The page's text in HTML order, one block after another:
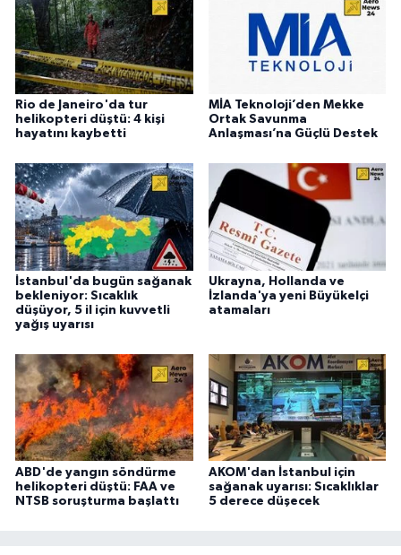
Rio de Janeiro'da tur
helikopteri düştü: 4 kişi
hayatını kaybetti
MİA Teknoloji’den Mekke
Ortak Savunma
Anlaşması’na Güçlü Destek
İstanbul'da bugün sağanak
bekleniyor: Sıcaklık
düşüyor, 5 il için kuvvetli
yağış uyarısı
Ukrayna, Hollanda ve
İzlanda'ya yeni Büyükelçi
atamaları
ABD'de yangın söndürme
helikopteri düştü: FAA ve
NTSB soruşturma başlattı
AKOM'dan İstanbul için
sağanak uyarısı: Sıcaklıklar
5 derece düşecek